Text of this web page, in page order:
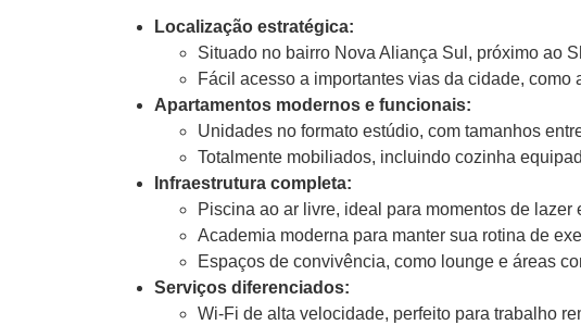
Localização estratégica:
Situado no bairro Nova Aliança Sul, próximo ao
Fácil acesso a importantes vias da cidade, como
Apartamentos modernos e funcionais:
Unidades no formato estúdio, com tamanhos
Totalmente mobiliados, incluindo cozinha
Infraestrutura completa:
Piscina ao ar livre, ideal para momentos de lazer
Academia moderna para manter sua rotina de
Espaços de convivência, como lounge e áreas
Serviços diferenciados:
Wi-Fi de alta velocidade, perfeito para trabalho